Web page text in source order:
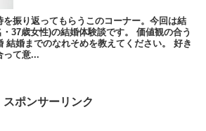
振り返ってもらうこのコーナー。今回は結
37歳女性)の結婚体験談です。 価値観の合う
結婚までのなれそめを教えてください。 好き
って意...
スポンサーリンク